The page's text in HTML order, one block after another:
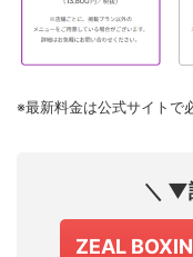
※最新料金は公式サイトで
＼ ▼
ZEAL